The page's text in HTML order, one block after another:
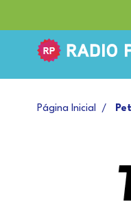
Página Inicial